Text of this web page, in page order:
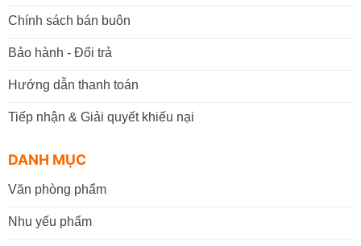
Chính sách bán buôn
Bảo hành - Đổi trả
Hướng dẫn thanh toán
Tiếp nhận & Giải quyết khiếu nại
DANH MỤC
Văn phòng phẩm
Nhu yếu phẩm